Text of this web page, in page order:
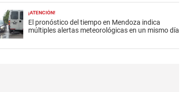
¡ATENCIÓN!
El pronóstico del tiempo en Mendoza indica
múltiples alertas meteorológicas en un mismo día